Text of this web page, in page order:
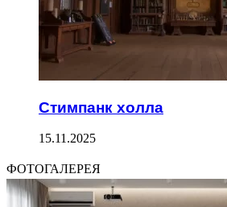
Стимпанк холла
15.11.2025
ФОТОГАЛЕРЕЯ